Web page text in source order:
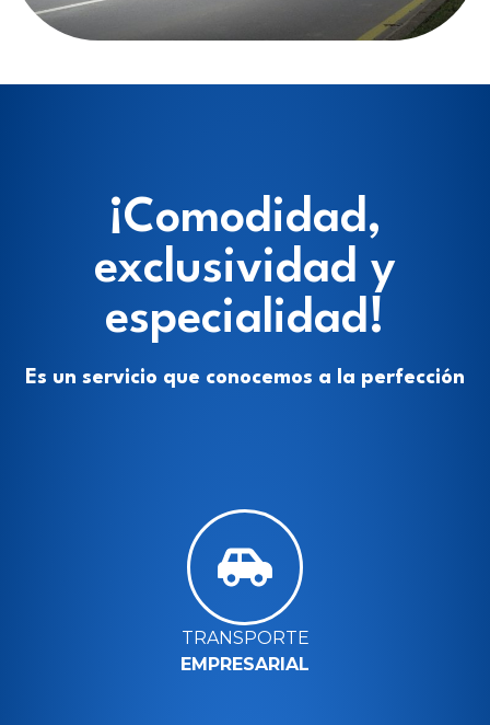
¡Comodidad,
exclusividad y
especialidad!
Es un servicio que conocemos a la perfección
TRANSPORTE
EMPRESARIAL